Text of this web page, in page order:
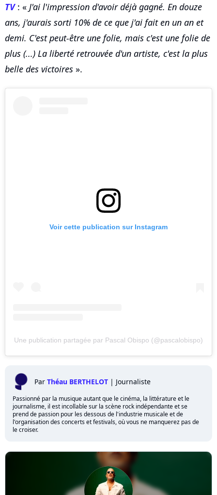
TV: « J'ai l'impression d'avoir déjà gagné. En douze
ans, j'aurais sorti 10% de ce que j'ai fait en un an et
demi. C'est peut-être une folie, mais c'est une folie de
plus (...) La liberté retrouvée d'un artiste, c'est la plus
belle des victoires ».
Voir cette publication sur Instagram
Une publication partagée par Pascal Obispo (@pascalobispo)
Par Théau BERTHELOT | Journaliste
Passionné par la musique autant que le cinéma, la littérature et le
journalisme, il est incollable sur la scène rock indépendante et se
prend de passion pour les dessous de l'industrie musicale et de
l'organisation des concerts et festivals, où vous ne manquerez pas de
le croiser.